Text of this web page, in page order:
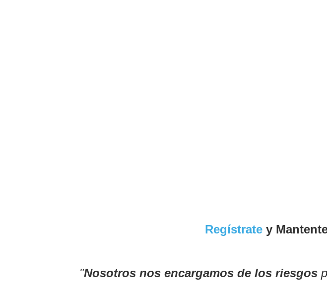
Regístrate y
"Nosotros nos encargamos de los riesgos